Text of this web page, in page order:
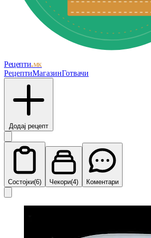
Рецепти.мк
РецептиМагазинГотвачи
Додај рецепт
Состојки(6) Чекори(4) Коментари